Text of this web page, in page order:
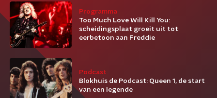
Programma
Too Much Love Will Kill You:
scheidingsplaat groeit uit tot
eerbetoon aan Freddie
Podcast
Blokhuis de Podcast: Queen 1, de start
van een legende